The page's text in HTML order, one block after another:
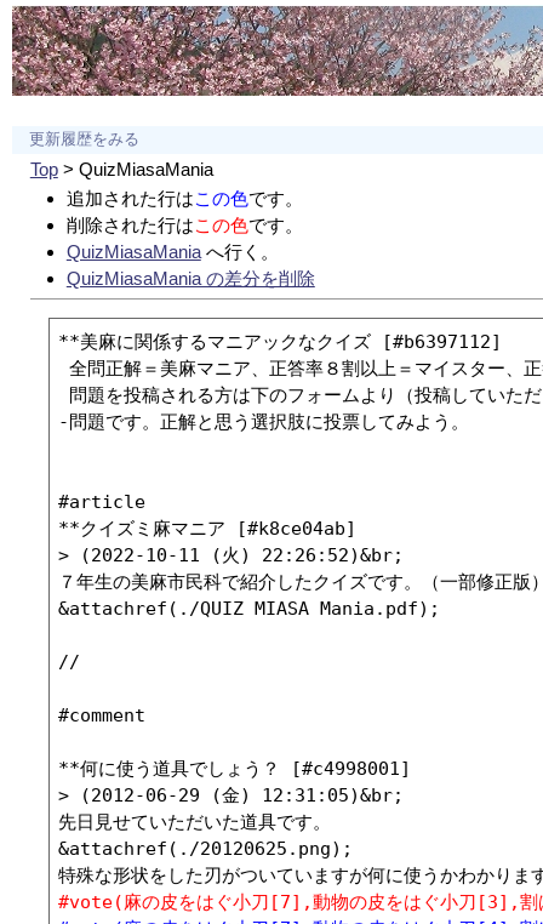
更新履歴をみる
Top> QuizMiasaMania
追加された行はこの色です。
削除された行はこの色です。
QuizMiasaManiaへ行く。
QuizMiasaMania の差分を削除
**美麻に関係するマニアックなクイズ [#b6397112]
全問正解＝美麻マニア、正答率８割以上＝マイスター、
問題を投稿される方は下のフォームより（投稿していた
-問題です。正解と思う選択肢に投票してみよう。
#article
**クイズミ麻マニア [#k8ce04ab]
> (2022-10-11 (火) 22:26:52)&br;
７年生の美麻市民科で紹介したクイズです。（一部修正版
&attachref(./QUIZ MIASA Mania.pdf);
//
#comment
**何に使う道具でしょう？ [#c4998001]
> (2012-06-29 (金) 12:31:05)&br;
先日見せていただいた道具です。
&attachref(./20120625.png);
#vote(麻の皮をはぐ小刀[7],動物の皮をはぐ小刀[3],割